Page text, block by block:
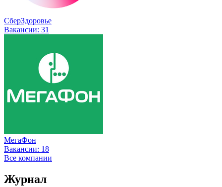
СберЗдоровье
Вакансии: 31
МегаФон
Вакансии: 18
Все компании
Журнал